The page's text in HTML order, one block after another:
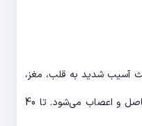
آسیب شدید به قلب، مغز،
رگ های خونی، کبد، استخوان‌ها، مفاصل و اعصاب می‌شود. تا 40